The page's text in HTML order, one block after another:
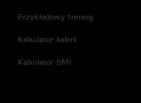
Przykładowy trening
Kalkulator kalorii
Kalkulator BMI